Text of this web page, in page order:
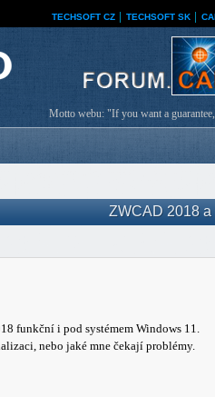
TECHSOFT CZ TECHSOFT SK
Motto webu: "If you want a
ZWCAD 2018 a
funkční i pod systémem Windows 11.
nebo jaké mne čekají problémy.